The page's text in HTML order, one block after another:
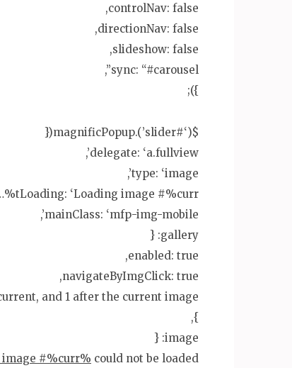
controlNav: false,
directionNav: false,
slideshow: false,
sync: “#carousel”,
});
$(‘#slider’).magnificPopup({
delegate: ‘a.fullview’,
type: ‘image’,
tLoading: ‘Loading image #%curr%…’,
mainClass: ‘mfp-img-mobile’,
gallery: {
enabled: true,
navigateByImgClick: true,
and 1 after the current image
},
image: {
image #%curr% could not be loaded.’,